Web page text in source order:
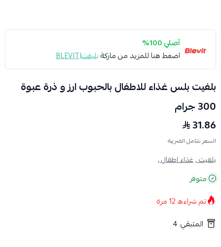
أصلي 100%
اضغط هنا للمزيد من ماركةبليفت|BLEVIT
بلفيت بلس غذاء للاطفال بالحبوب ارز و ذرة عبوة
300 جرام
31.86
السعر شامل الضريبة
بلفيت ,غذاء اطفال ,
متوفر
تم شراءه12مرة
المتبقي 4